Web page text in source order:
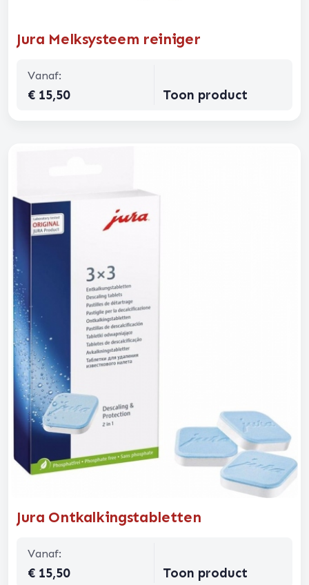
Jura Melksysteem reiniger
Vanaf:
€ 15,50 Toon product
Jura Ontkalkingstabletten
Vanaf:
€ 15,50 Toon product